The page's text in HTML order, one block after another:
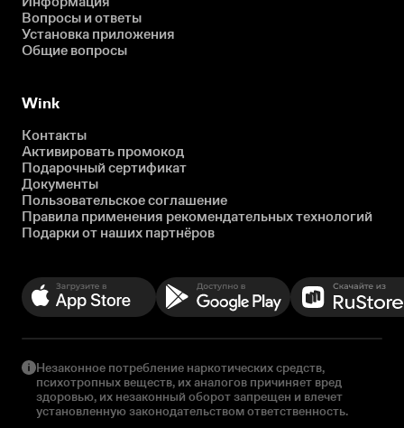
Вопросы и ответы
Установка приложения
Общие вопросы
Wink
Контакты
Активировать промокод
Подарочный сертификат
Документы
Пользовательское соглашение
Правила применения рекомендательных технологий
Подарки от наших партнёров
Незаконное потребление наркотических средств,
психотропных веществ, их аналогов причиняет вред
здоровью, их незаконный оборот запрещен и влечет
установленную законодательством ответственность.